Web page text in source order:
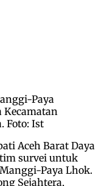
Paya
Kecamatan
Foto: Ist
Aceh Barat Daya
survei untuk
Paya Lhok.
Sejahtera,